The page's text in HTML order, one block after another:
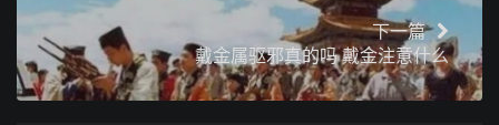
下一篇
戴金属驱邪真的吗 戴金注意什么